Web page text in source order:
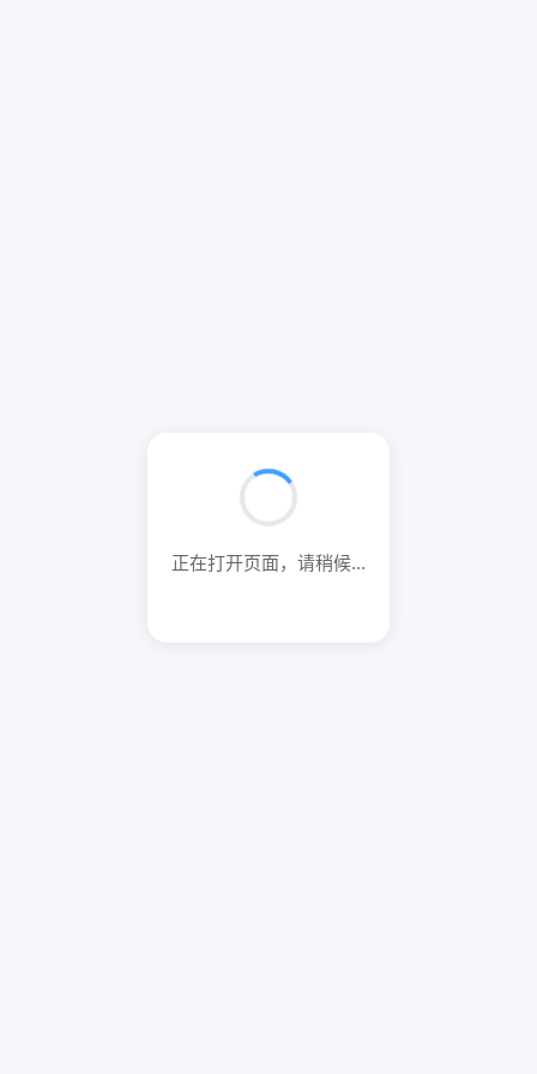
正在打开页面，请稍候...